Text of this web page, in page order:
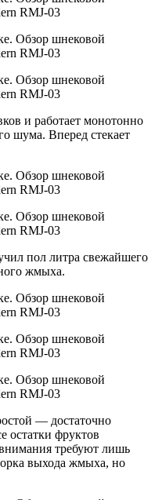
и работает монотонно
шума. Вперед стекает
пол литра свежайшего
жмыха.
— достаточно
остатки фруктов
требуют лишь
выхода жмыха, но